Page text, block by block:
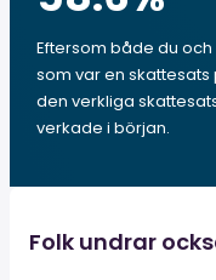
Eftersom både du
som var en skattesats
den verkliga
verkade i början.
Folk undrar